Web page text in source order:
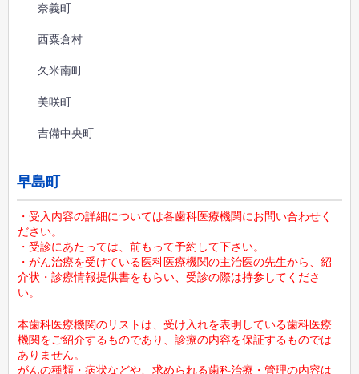
奈義町
西粟倉村
久米南町
美咲町
吉備中央町
早島町
・受入内容の詳細については各歯科医療機関にお問い合わせく
ださい。
・受診にあたっては、前もって予約して下さい。
・がん治療を受けている医科医療機関の主治医の先生から、紹
介状・診療情報提供書をもらい、受診の際は持参してくださ
い。
本歯科医療機関のリストは、受け入れを表明している歯科医療
機関をご紹介するものであり、診療の内容を保証するものでは
ありません。
がんの種類・病状などや、求められる歯科治療・管理の内容は